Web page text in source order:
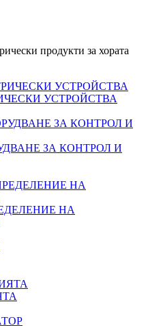
продукти за хората
УСТРОЙСТВА
ЗА КОНТРОЛ И
НА